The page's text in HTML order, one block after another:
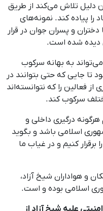
دلیل تلاش می‌کند از طریق
را پیاده کند. نمونه‌های
دختران و پسران جوان در قرار
دیده شده است.
می‌تواند به بهانه سرکوب
جایی که حتی بتوانند در
فعالین را که نتوانسته‌اند
سرکوب کند.
درگیری داخلی و
اسلامی باشد و بگوید
کنیم و در غیاب ما
و هواداران شیخ آزاد،
اسلامی بوده و است.
علیه شیخ آزاد از